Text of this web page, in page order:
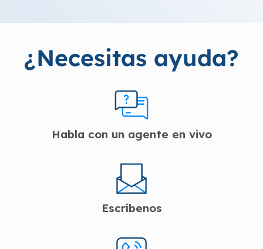
¿Necesitas ayuda?
Habla con un agente en vivo
Escríbenos